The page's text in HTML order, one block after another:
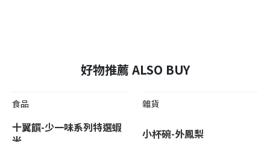
好物推薦 ALSO BUY
食品
十翼饌-少一味系列特選蝦
雜貨
小杯碗-外鳳梨